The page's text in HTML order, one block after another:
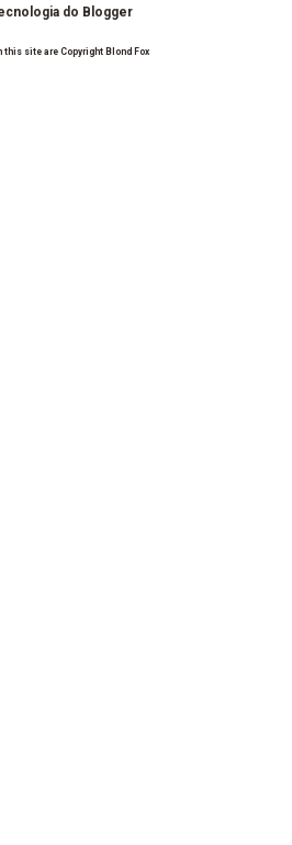
do Blogger
this site are Copyright Blond Fox